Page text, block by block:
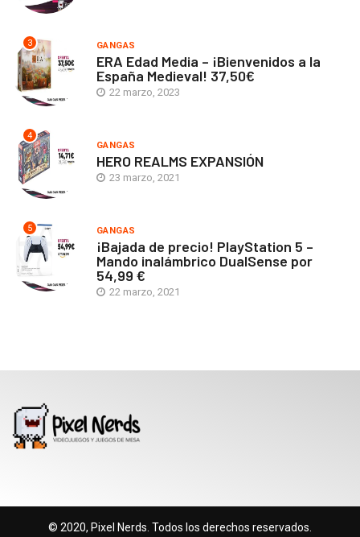
3 GANGAS
ERA Edad Media – ¡Bienvenidos a la
España Medieval! 37,50€
22 marzo, 2023
4
GANGAS
HERO REALMS EXPANSIÓN
23 marzo, 2021
5 GANGAS
¡Bajada de precio! PlayStation 5 –
Mando inalámbrico DualSense por
54,99 €
22 marzo, 2021
© 2020, Pixel Nerds. Todos los derechos reservados.